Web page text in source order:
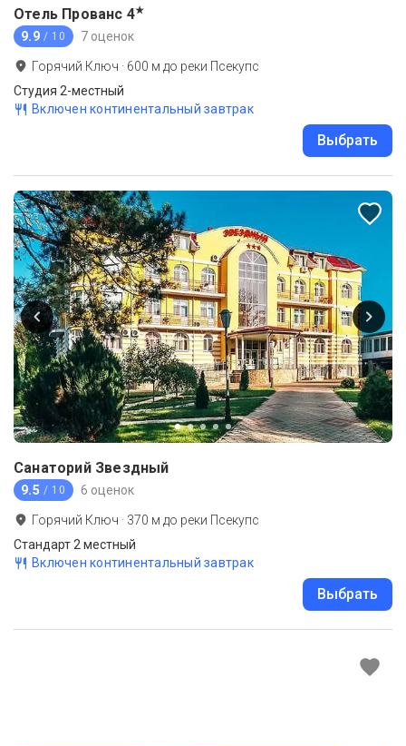
Отель Прованс 4★
9.9 / 10 7 оценок
Горячий Ключ · 600 м до реки Псекупс
Студия 2-местный
Включен континентальный завтрак
Выбрать
Санаторий Звездный
9.5 / 10 6 оценок
Горячий Ключ · 370 м до реки Псекупс
Стандарт 2 местный
Включен континентальный завтрак
Выбрать